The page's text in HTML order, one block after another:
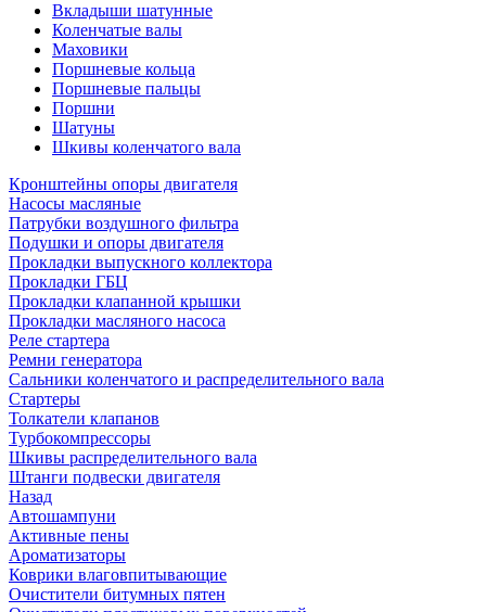
Вкладыши шатунные
Коленчатые валы
Маховики
Поршневые кольца
Поршневые пальцы
Поршни
Шатуны
Шкивы коленчатого вала
Кронштейны опоры двигателя
Насосы масляные
Патрубки воздушного фильтра
Подушки и опоры двигателя
Прокладки выпускного коллектора
Прокладки ГБЦ
Прокладки клапанной крышки
Прокладки масляного насоса
Реле стартера
Ремни генератора
Сальники коленчатого и распределительного вала
Стартеры
Толкатели клапанов
Турбокомпрессоры
Шкивы распределительного вала
Штанги подвески двигателя
Назад
Автошампуни
Активные пены
Ароматизаторы
Коврики влаговпитывающие
Очистители битумных пятен